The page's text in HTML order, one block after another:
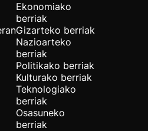
Ekonomiako
berriak
Gizarteko berriak
Nazioarteko
berriak
Politikako berriak
Kulturako berriak
Teknologiako
berriak
Osasuneko
berriak